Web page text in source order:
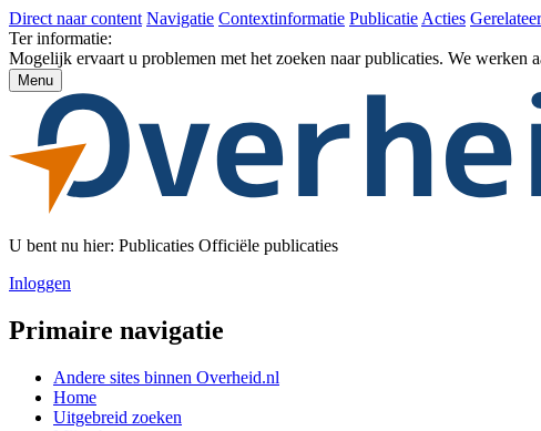
Direct naar content Navigatie Contextinformatie Publicatie Acties
Ter informatie:
Mogelijk ervaart u problemen met het zoeken naar publicaties. We werken
Menu
U bent nu hier: Publicaties Officiële publicaties
Inloggen
Primaire navigatie
Andere sites binnen Overheid.nl
Home
Uitgebreid zoeken